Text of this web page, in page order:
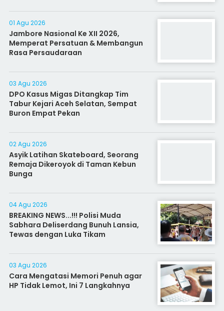
01 Agu 2026
Jambore Nasional Ke XII 2026,
Memperat Persatuan & Membangun
Rasa Persaudaraan
03 Agu 2026
DPO Kasus Migas Ditangkap Tim
Tabur Kejari Aceh Selatan, Sempat
Buron Empat Pekan
02 Agu 2026
Asyik Latihan Skateboard, Seorang
Remaja Dikeroyok di Taman Kebun
Bunga
04 Agu 2026
BREAKING NEWS...!!! Polisi Muda
Sabhara Deliserdang Bunuh Lansia,
Tewas dengan Luka Tikam
03 Agu 2026
Cara Mengatasi Memori Penuh agar
HP Tidak Lemot, Ini 7 Langkahnya